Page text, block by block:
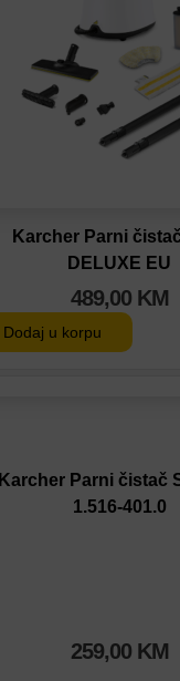
Karcher Parni
DELUXE EU
489,00 KM
Dodaj u korpu
Karcher Parni čistač
1.516-401.0
259,00 KM